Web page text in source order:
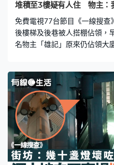
堆積至3樓疑有人住 物主：
免費電視77台節目《一線搜查
後樓梯及後巷被人搭棚佔領，
名物主「雄記」原來仍佔領大
查》早前報道深水埗有大廈被
圍更伸延至整條後巷，不單搭
看管。其後政府跨部門行動清
隊拍攝。點擊下方連結了解事
被搭棚佔領 大媽看守出入口
點逃生？【2】深水埗後巷被
拆 有人情緒激動 惡漢出手阻
還原，但原來大廈後樓梯仍放